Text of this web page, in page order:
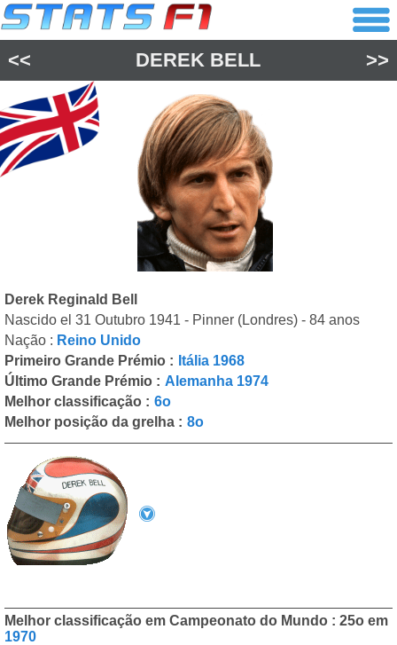
<< DEREK BELL >>
Derek Reginald Bell
Nascido el 31 Outubro 1941 - Pinner (Londres) - 84 anos
Nação : Reino Unido
Primeiro Grande Prémio : Itália 1968
Último Grande Prémio : Alemanha 1974
Melhor classificação : 6o
Melhor posição da grelha : 8o
Melhor classificação em Campeonato do Mundo : 25o em
1970